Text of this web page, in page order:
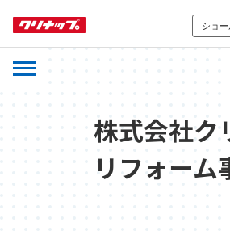
ショ
株式会社ク
リフォーム